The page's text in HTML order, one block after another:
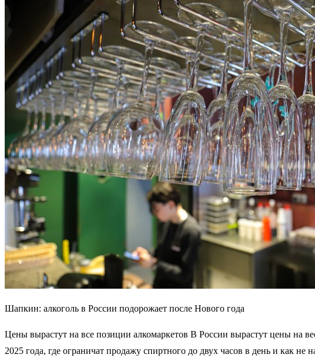
Шапкин: алкоголь в России подорожает после Нового года
Цены вырастут на все позиции алкомаркетов В России вырастут цены на
2025 года, где ограничат продажу спиртного до двух часов в день и как